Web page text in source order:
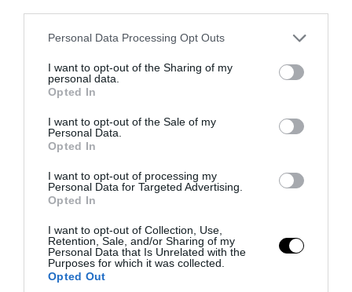
Please note that this website/app uses one or more Google
not limited to your visit or usage behaviour. You may click to
grant or deny consent to Google and its third-party tags to
use your data for below specified purposes in below Google
consent section.
Personal Data Processing Opt Outs
I want to opt-out of the Sharing of my
personal data.
Opted In
I want to opt-out of the Sale of my
Personal Data.
Opted In
I want to opt-out of processing my
Personal Data for Targeted Advertising.
Opted In
I want to opt-out of Collection, Use,
Retention, Sale, and/or Sharing of my
Personal Data that Is Unrelated with the
Purposes for which it was collected.
Opted Out
Τρέμουλο στο βλέφαρο: Γιατί συμβαίνει
και πώς μπορεί να αντιμετωπιστεί
06.08.2026 | 09:50